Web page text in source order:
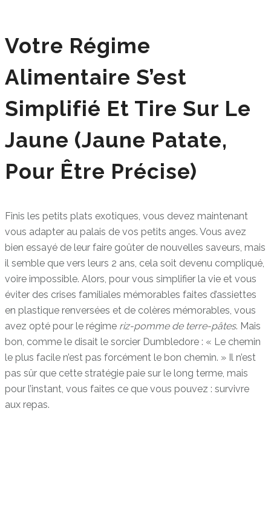
Votre Régime
Alimentaire S’est
Simplifié Et Tire Sur Le
Jaune (jaune Patate,
Pour Être Précise)
Finis les petits plats exotiques, vous devez maintenant
vous adapter au palais de vos petits anges. Vous avez
bien essayé de leur faire goûter de nouvelles saveurs, mais
il semble que vers leurs 2 ans, cela soit devenu compliqué,
voire impossible. Alors, pour vous simplifier la vie et vous
éviter des crises familiales mémorables faites d’assiettes
en plastique renversées et de colères mémorables, vous
avez opté pour le régime riz-pomme de terre-pâtes. Mais
bon, comme le disait le sorcier Dumbledore : « Le chemin
le plus facile n’est pas forcément le bon chemin. » Il n’est
pas sûr que cette stratégie paie sur le long terme, mais
pour l’instant, vous faites ce que vous pouvez : survivre
aux repas.